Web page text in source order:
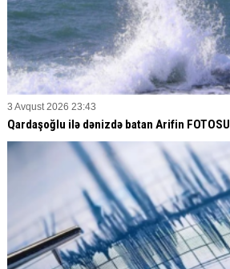
3 Avqust 2026 23:43
Qardaşoğlu ilə dənizdə batan Arifin FOTOSU